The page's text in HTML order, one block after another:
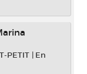
PETIT | En